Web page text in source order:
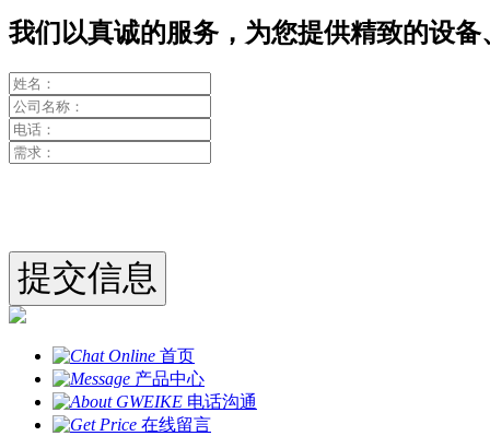
我们以真诚的服务，为您提供精致的设
首页
产品中心
电话沟通
在线留言